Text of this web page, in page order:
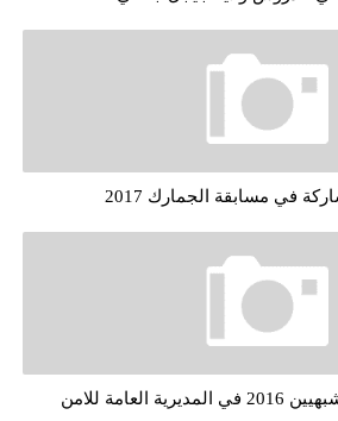
في مسابقة الجمارك 2017
توظيف المستخدمين الشبهيين 2016 في المديرية العامة للامن